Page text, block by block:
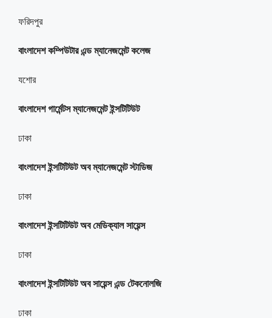
ফরিদপুর
বাংলাদেশ কম্পিউটার এন্ড ম্যানেজমেন্ট কলেজ
যশোর
বাংলাদেশ গার্মেন্টস ম্যানেজমেন্ট ইন্সটিটিউট
ঢাকা
বাংলাদেশ ইন্সটিটিউট অব ম্যানেজমেন্ট স্টাডিজ
ঢাকা
বাংলাদেশ ইন্সটিটিউট অব মেডিক্যাল সায়েন্স
ঢাকা
বাংলাদেশ ইন্সটিটিউট অব সায়েন্স এন্ড টেকনোলজি
ঢাকা